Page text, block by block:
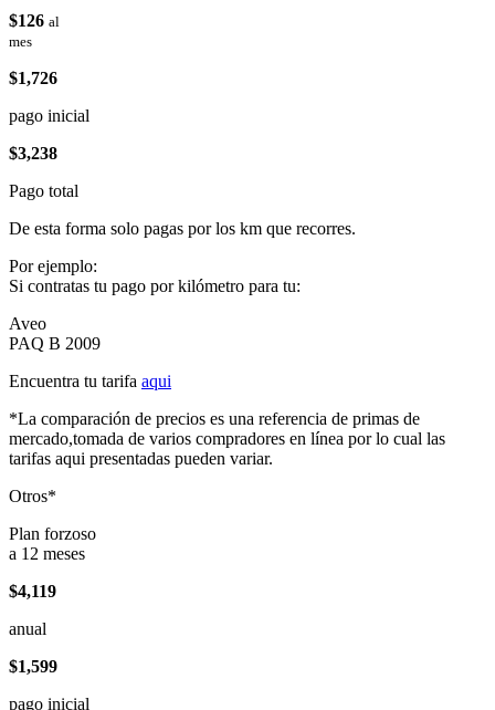
$126 al
mes
$1,726
pago inicial
$3,238
Pago total
De esta forma solo pagas por los km que recorres.
Por ejemplo:
Si contratas tu pago por kilómetro para tu:
Aveo
PAQ B 2009
Encuentra tu tarifa aqui
*La comparación de precios es una referencia de primas de
mercado,tomada de varios compradores en línea por lo cual las
tarifas aqui presentadas pueden variar.
Otros*
Plan forzoso
a 12 meses
$4,119
anual
$1,599
pago inicial